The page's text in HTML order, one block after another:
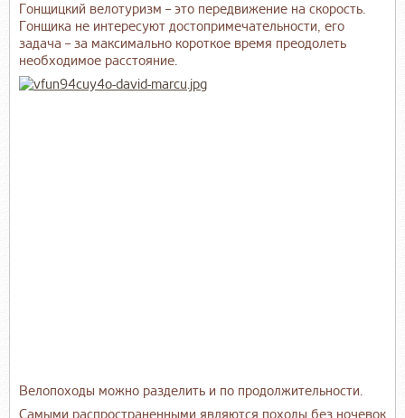
Гонщицкий велотуризм – это передвижение на скорость.
Гонщика не интересуют достопримечательности, его
задача – за максимально короткое время преодолеть
необходимое расстояние.
Велопоходы можно разделить и по продолжительности.